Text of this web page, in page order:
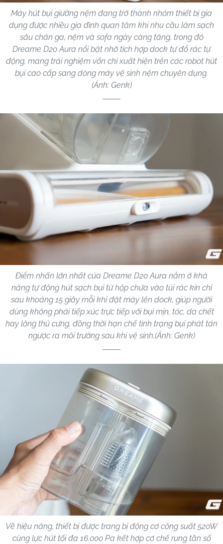
Máy hút bụi giường nệm đang trở thành nhóm thiết bị gia
dụng được nhiều gia đình quan tâm khi nhu cầu làm sạch
sâu chăn ga, nệm và sofa ngày càng tăng, trong đó
Dreame D20 Aura nổi bật nhờ tích hợp dock tự đổ rác tự
động, mang trải nghiệm vốn chỉ xuất hiện trên các robot hút
bụi cao cấp sang dòng máy vệ sinh nệm chuyên dụng.
(Ảnh: Genk)
Điểm nhấn lớn nhất của Dreame D20 Aura nằm ở khả
năng tự động hút sạch bụi từ hộp chứa vào túi rác kín chỉ
sau khoảng 15 giây mỗi khi đặt máy lên dock, giúp người
dùng không phải tiếp xúc trực tiếp với bụi mịn, tóc, da chết
hay lông thú cưng, đồng thời hạn chế tình trạng bụi phát tán
ngược ra môi trường sau khi vệ sinh.(Ảnh: Genk)
Về hiệu năng, thiết bị được trang bị động cơ công suất 520W
cùng lực hút tối đa 16.000 Pa kết hợp cơ chế rung tần số